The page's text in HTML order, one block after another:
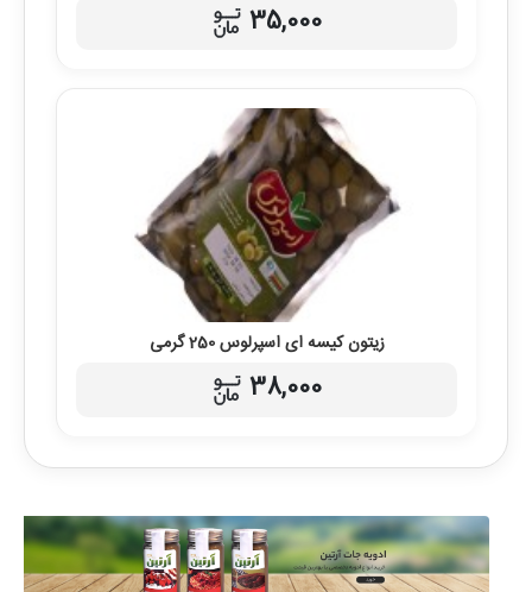
35,000
زیتون کیسه ای اسپرلوس 250 گرمی
38,000